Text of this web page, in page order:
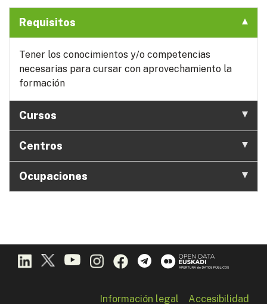
Requisitos
Tener los conocimientos y/o competencias
necesarias para cursar con aprovechamiento la
formación
Cursos
Centros
Ocupaciones
Información legal Accesibilidad